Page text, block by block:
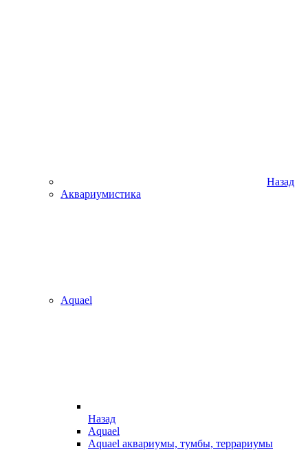
Назад
Аквариумистика
Aquael
Назад
Aquael
Aquael аквариумы, тумбы, террариумы